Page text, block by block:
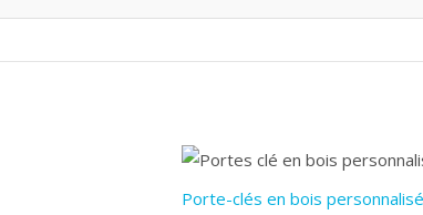
Porte-clés en bois personnalisé